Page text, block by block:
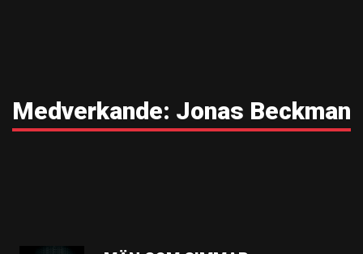
Medverkande: Jonas Beckman